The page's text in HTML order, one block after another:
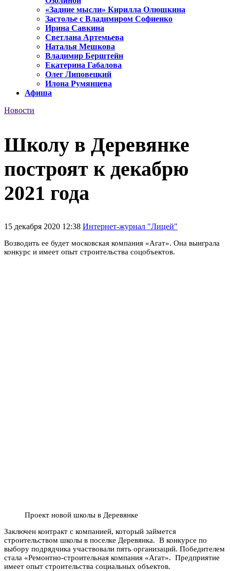
«Задние мысли» Кирилла Олюшкина
Застолье с Владимиром Софиенко
Ирина Савкина
Светлана Артемьева
Наталья Мешкова
Владимир Берштейн
Екатерина Габалова
Олег Липовецкий
Илона Румянцева
Афиша
Новости
Школу в Деревянке
построят к декабрю
2021 года
15 декабря 2020 12:38 Интернет-журнал "Лицей"
Возводить ее будет московская компания «Агат». Она выиграла
конкурс и имеет опыт строительства соцобъектов.
Проект новой школы в Деревянке
Заключен контракт с компанией, который займется
строительством школы в поселке Деревянка. В конкурсе по
выбору подрядчика участвовали пять организаций. Победителем
стала «Ремонтно-строительная компания «Агат». Предприятие
имеет опыт строительства социальных объектов.